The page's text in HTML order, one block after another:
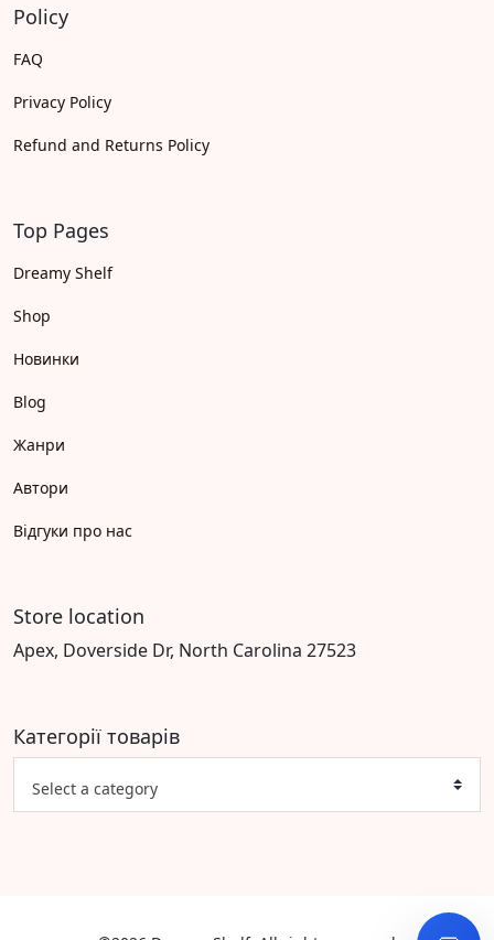
Policy
FAQ
Privacy Policy
Refund and Returns Policy
Top Pages
Dreamy Shelf
Shop
Новинки
Blog
Жанри
Автори
Відгуки про нас
Store location
Apex, Doverside Dr, North Carolina 27523
Категорії товарів
Select a category